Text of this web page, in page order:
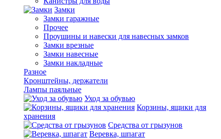
Замки
Замки гаражные
Прочее
Проушины и навески для навесных замков
Замки врезные
Замки навесные
Замки накладные
Разное
Кронштейны, держатели
Лампы паяльные
Уход за обувью
Корзины, ящики для
хранения
Средства от грызунов
Веревка, шпагат